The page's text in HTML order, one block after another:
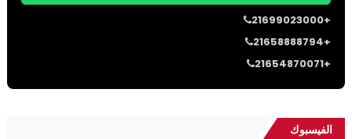
21699023000+
21658888794+
21654870071+
الفيسبوك